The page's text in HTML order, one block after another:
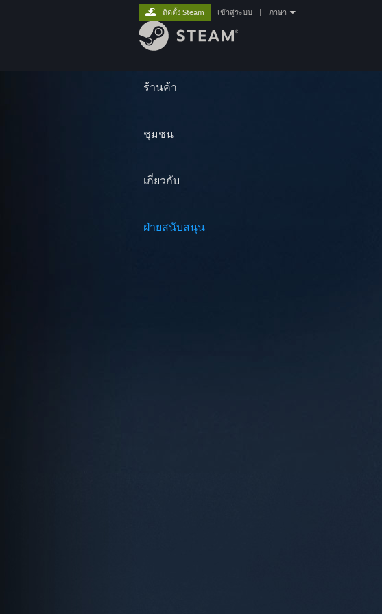
ร้านค้า
ชุมชน
เกี่ยวกับ
ฝ่ายสนับสนุน
ติดตั้ง Steam เข้าสู่ระบบ ภาษา